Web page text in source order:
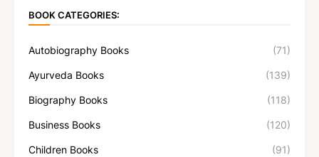
BOOK CATEGORIES:
Autobiography Books (71)
Ayurveda Books (139)
Biography Books (118)
Business Books (120)
Children Books (91)